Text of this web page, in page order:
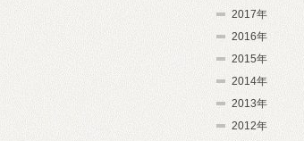
2017年
2016年
2015年
2014年
2013年
2012年